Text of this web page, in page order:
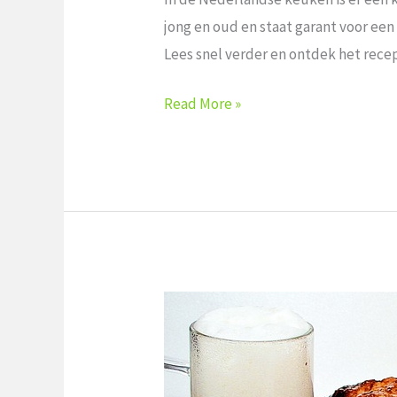
jong en​ oud en staat garant voor
Lees ‍snel verder en ontdek het
Read More »
voor
gehaktbrood